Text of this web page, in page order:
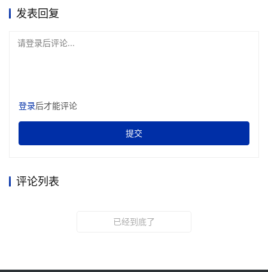
发表回复
请登录后评论...
登录后才能评论
提交
评论列表
已经到底了